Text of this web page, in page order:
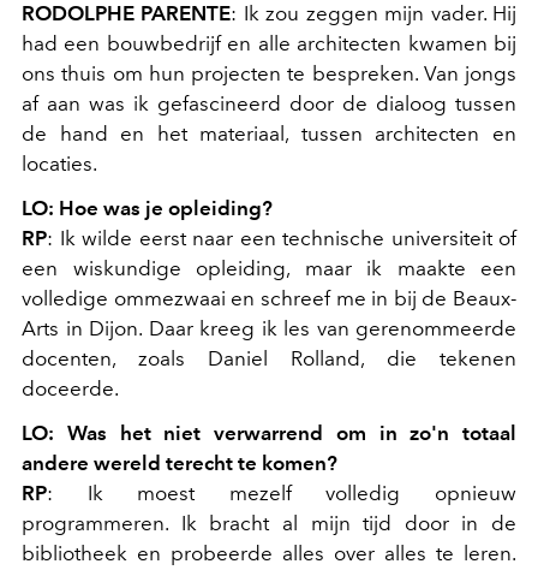
RODOLPHE PARENTE: Ik zou zeggen mijn vader. Hij
had een bouwbedrijf en alle architecten kwamen bij
ons thuis om hun projecten te bespreken. Van jongs
af aan was ik gefascineerd door de dialoog tussen
de hand en het materiaal, tussen architecten en
locaties.
LO: Hoe was je opleiding?
RP: Ik wilde eerst naar een technische universiteit of
een wiskundige opleiding, maar ik maakte een
volledige ommezwaai en schreef me in bij de Beaux-
Arts in Dijon. Daar kreeg ik les van gerenommeerde
docenten, zoals Daniel Rolland, die tekenen
doceerde.
LO: Was het niet verwarrend om in zo'n totaal
andere wereld terecht te komen?
RP: Ik moest mezelf volledig opnieuw
programmeren. Ik bracht al mijn tijd door in de
bibliotheek en probeerde alles over alles te leren.